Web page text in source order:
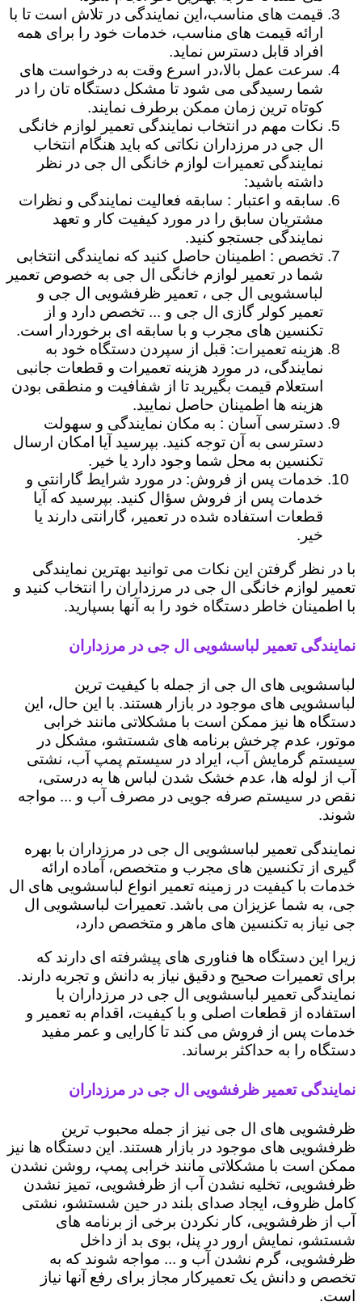
قیمت های مناسب،این نمایندگی در تلاش است تا با
ارائه قیمت های مناسب، خدمات خود را برای همه
افراد قابل دسترس نماید.
سرعت عمل بالا،در اسرع وقت به درخواست های
شما رسیدگی می شود تا مشکل دستگاه تان را در
کوتاه ترین زمان ممکن برطرف نمایند.
نکات مهم در انتخاب نمایندگی تعمیر لوازم خانگی
ال جی در مرزداران نکاتی که باید هنگام انتخاب
نمایندگی تعمیرات لوازم خانگی ال جی در نظر
داشته باشید:
سابقه و اعتبار : سابقه فعالیت نمایندگی و نظرات
مشتریان سابق را در مورد کیفیت کار و تعهد
نمایندگی جستجو کنید.
تخصص : اطمینان حاصل کنید که نمایندگی انتخابی
شما در تعمیر لوازم خانگی ال جی به خصوص تعمیر
لباسشویی ال جی ، تعمیر ظرفشویی ال جی و
تعمیر کولر گازی ال جی و ... تخصص دارد و از
تکنسین های مجرب و با سابقه ای برخوردار است.
هزینه تعمیرات: قبل از سپردن دستگاه خود به
نمایندگی، در مورد هزینه تعمیرات و قطعات جانبی
استعلام قیمت بگیرید تا از شفافیت و منطقی بودن
هزینه ها اطمینان حاصل نمایید.
دسترسی آسان : به مکان نمایندگی و سهولت
دسترسی به آن توجه کنید. بپرسید آیا امکان ارسال
تکنسین به محل شما وجود دارد یا خیر.
خدمات پس از فروش: در مورد شرایط گارانتی و
خدمات پس از فروش سؤال کنید. بپرسید که آیا
قطعات استفاده شده در تعمیر، گارانتی دارند یا
خیر.
با در نظر گرفتن این نکات می توانید بهترین نمایندگی
تعمیر لوازم خانگی ال جی در مرزداران را انتخاب کنید و
با اطمینان خاطر دستگاه خود را به آنها بسپارید.
نمایندگی تعمیر لباسشویی ال جی در مرزداران
لباسشویی های ال جی از جمله با کیفیت ترین
لباسشویی های موجود در بازار هستند. با این حال، این
دستگاه ها نیز ممکن است با مشکلاتی مانند خرابی
موتور، عدم چرخش برنامه های شستشو، مشکل در
سیستم گرمایش آب، ایراد در سیستم پمپ آب، نشتی
آب از لوله ها، عدم خشک شدن لباس ها به درستی،
نقص در سیستم صرفه جویی در مصرف آب و ... مواجه
شوند.
نمایندگی تعمیر لباسشویی ال جی در مرزداران با بهره
گیری از تکنسین های مجرب و متخصص، آماده ارائه
خدمات با کیفیت در زمینه تعمیر انواع لباسشویی های ال
جی، به شما عزیزان می باشد. تعمیرات لباسشویی ال
جی نیاز به تکنسین های ماهر و متخصص دارد،
زیرا این دستگاه ها فناوری های پیشرفته ای دارند که
برای تعمیرات صحیح و دقیق نیاز به دانش و تجربه دارند.
نمایندگی تعمیر لباسشویی ال جی در مرزداران با
استفاده از قطعات اصلی و با کیفیت، اقدام به تعمیر و
خدمات پس از فروش می کند تا کارایی و عمر مفید
دستگاه را به حداکثر برساند.
نمایندگی تعمیر ظرفشویی ال جی در مرزداران
ظرفشویی های ال جی نیز از جمله محبوب ترین
ظرفشویی های موجود در بازار هستند. این دستگاه ها نیز
ممکن است با مشکلاتی مانند خرابی پمپ، روشن نشدن
ظرفشویی، تخلیه نشدن آب از ظرفشویی، تمیز نشدن
کامل ظروف، ایجاد صدای بلند در حین شستشو، نشتی
آب از ظرفشویی، کار نکردن برخی از برنامه های
شستشو، نمایش ارور در پنل، بوی بد از داخل
ظرفشویی، گرم نشدن آب و ... مواجه شوند که به
تخصص و دانش یک تعمیرکار مجاز برای رفع آنها نیاز
است.